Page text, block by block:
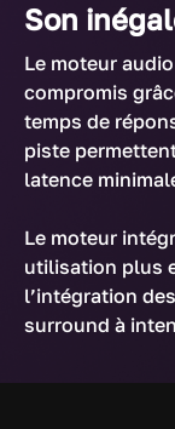
Son
Le moteur
compromis
temps de
piste
latence
Le moteur
utilisation plus
l’intégration
surround à